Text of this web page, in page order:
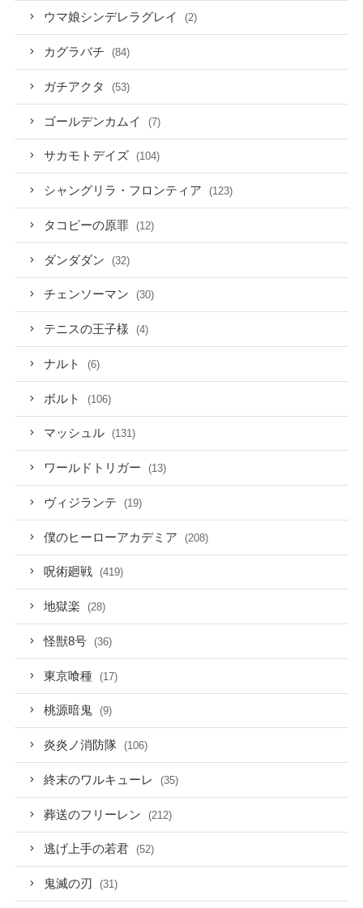
ウマ娘シンデレラグレイ (2)
カグラバチ (84)
ガチアクタ (53)
ゴールデンカムイ (7)
サカモトデイズ (104)
シャングリラ・フロンティア (123)
タコピーの原罪 (12)
ダンダダン (32)
チェンソーマン (30)
テニスの王子様 (4)
ナルト (6)
ボルト (106)
マッシュル (131)
ワールドトリガー (13)
ヴィジランテ (19)
僕のヒーローアカデミア (208)
呪術廻戦 (419)
地獄楽 (28)
怪獣8号 (36)
東京喰種 (17)
桃源暗鬼 (9)
炎炎ノ消防隊 (106)
終末のワルキューレ (35)
葬送のフリーレン (212)
逃げ上手の若君 (52)
鬼滅の刃 (31)